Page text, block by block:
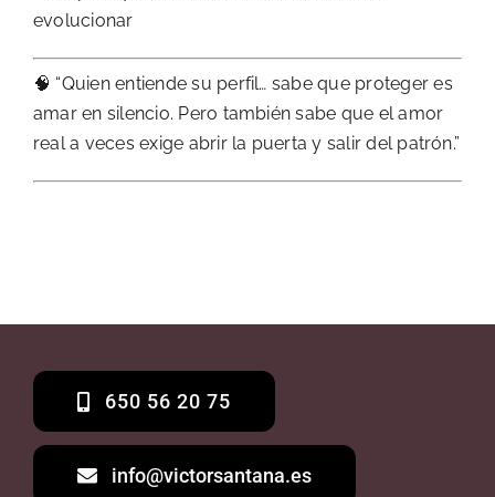
evolucionar
🧠 “Quien entiende su perfil… sabe que proteger es
amar en silencio. Pero también sabe que el amor
real a veces exige abrir la puerta y salir del patrón.”
650 56 20 75
info@victorsantana.es